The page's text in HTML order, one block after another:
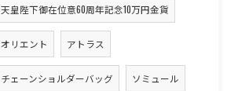
天皇陛下御在位意60周年記念10万円金貨
オリエント アトラス
チェーンショルダーバッグ ソミュール